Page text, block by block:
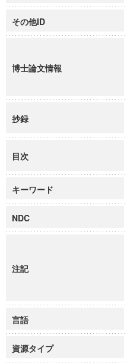
その他ID
博士論文情報
抄録
目次
キーワード
NDC
注記
言語
資源タイプ